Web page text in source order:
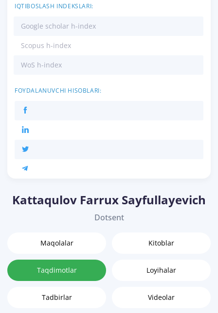
IQTIBOSLASH INDEKSLARI:
Google scholar h-index
Scopus h-index
WoS h-index
FOYDALANUVCHI HISOBLARI:
Kattaqulov Farrux Sayfullayevich
Dotsent
Maqolalar Kitoblar
Taqdimotlar Loyihalar
Tadbirlar Videolar